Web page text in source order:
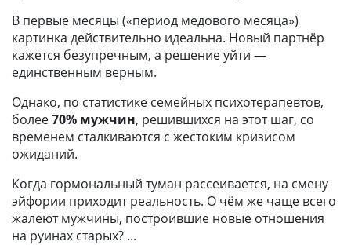
В первые месяцы («период медового месяца»)
картинка действительно идеальна. Новый партнёр
кажется безупречным, а решение уйти —
единственным верным.
Однако, по статистике семейных психотерапевтов,
более70% мужчин, решившихся на этот шаг, со
временем сталкиваются с жестоким кризисом
ожиданий.
Когда гормональный туман рассеивается, на смену
эйфории приходит реальность. О чём же чаще всего
жалеют мужчины, построившие новые отношения
на руинах старых?